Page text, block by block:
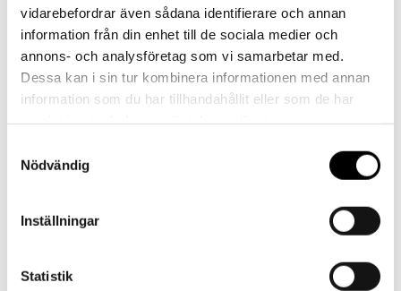
vidarebefordrar även sådana identifierare och annan
information från din enhet till de sociala medier och
annons- och analysföretag som vi samarbetar med.
Dessa kan i sin tur kombinera informationen med annan
information som du har tillhandahållit eller som de har
Nödvändig
Inställningar
Statistik